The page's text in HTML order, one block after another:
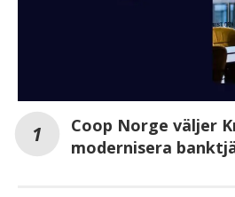
Coop Norge väljer
modernisera